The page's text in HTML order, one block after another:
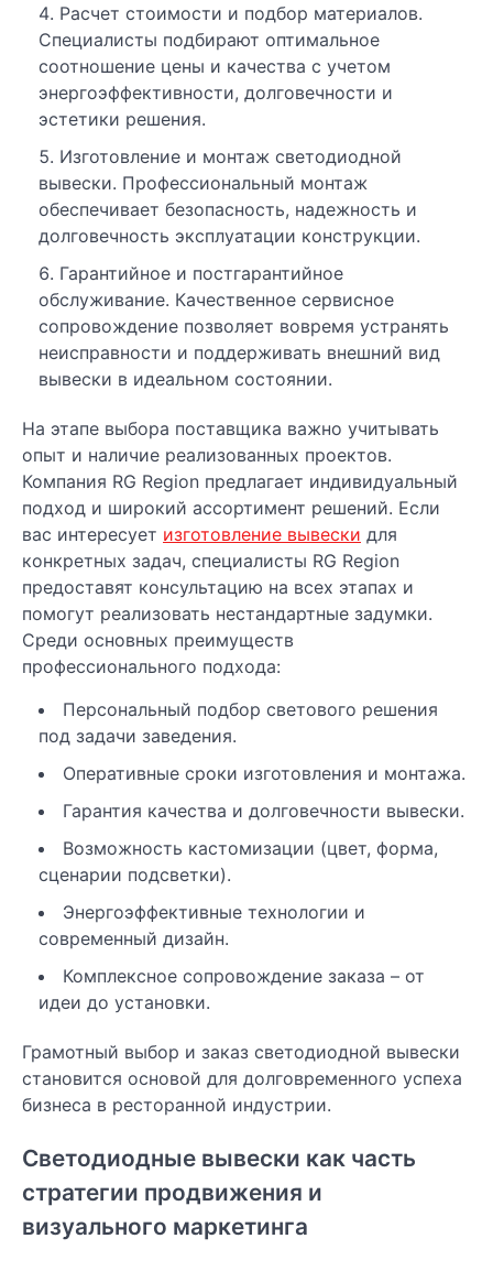
Расчет стоимости и подбор материалов.
Специалисты подбирают оптимальное
соотношение цены и качества с учетом
энергоэффективности, долговечности и
эстетики решения.
Изготовление и монтаж светодиодной
вывески. Профессиональный монтаж
обеспечивает безопасность, надежность и
долговечность эксплуатации конструкции.
Гарантийное и постгарантийное
обслуживание. Качественное сервисное
сопровождение позволяет вовремя устранять
неисправности и поддерживать внешний вид
вывески в идеальном состоянии.
На этапе выбора поставщика важно учитывать
опыт и наличие реализованных проектов.
Компания RG Region предлагает индивидуальный
подход и широкий ассортимент решений. Если
вас интересует изготовление вывески для
конкретных задач, специалисты RG Region
предоставят консультацию на всех этапах и
помогут реализовать нестандартные задумки.
Среди основных преимуществ
профессионального подхода:
Персональный подбор светового решения
под задачи заведения.
Оперативные сроки изготовления и монтажа.
Гарантия качества и долговечности вывески.
Возможность кастомизации (цвет, форма,
сценарии подсветки).
Энергоэффективные технологии и
современный дизайн.
Комплексное сопровождение заказа – от
идеи до установки.
Грамотный выбор и заказ светодиодной вывески
становится основой для долговременного успеха
бизнеса в ресторанной индустрии.
Светодиодные вывески как часть
стратегии продвижения и
визуального маркетинга